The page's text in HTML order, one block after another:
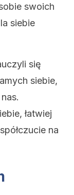
swoich
siebie
się
siebie,
łatwiej
na